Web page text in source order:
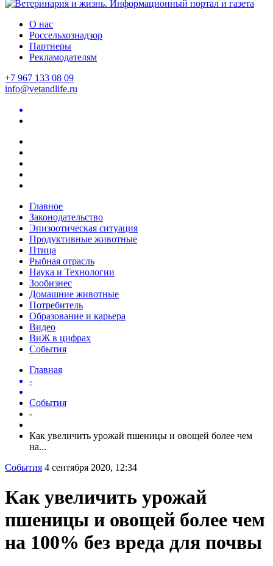
О нас
Россельхознадзор
Партнеры
Рекламодателям
+7 967 133 08 09
info@vetandlife.ru
Главное
Законодательство
Эпизоотическая ситуация
Продуктивные животные
Птица
Рыбная отрасль
Наука и Технологии
Зообизнес
Домашние животные
Потребитель
Образование и карьера
Видео
ВиЖ в цифрах
События
Главная
-
События
-
Как увеличить урожай пшеницы и овощей более чем
на...
События 4 сентября 2020, 12:34
Как увеличить урожай
пшеницы и овощей более чем
на 100% без вреда для почвы